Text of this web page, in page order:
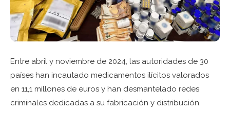
Entre abril y noviembre de 2024, las autoridades de 30
países han incautado medicamentos ilícitos valorados
en 11,1 millones de euros y han desmantelado redes
criminales dedicadas a su fabricación y distribución.